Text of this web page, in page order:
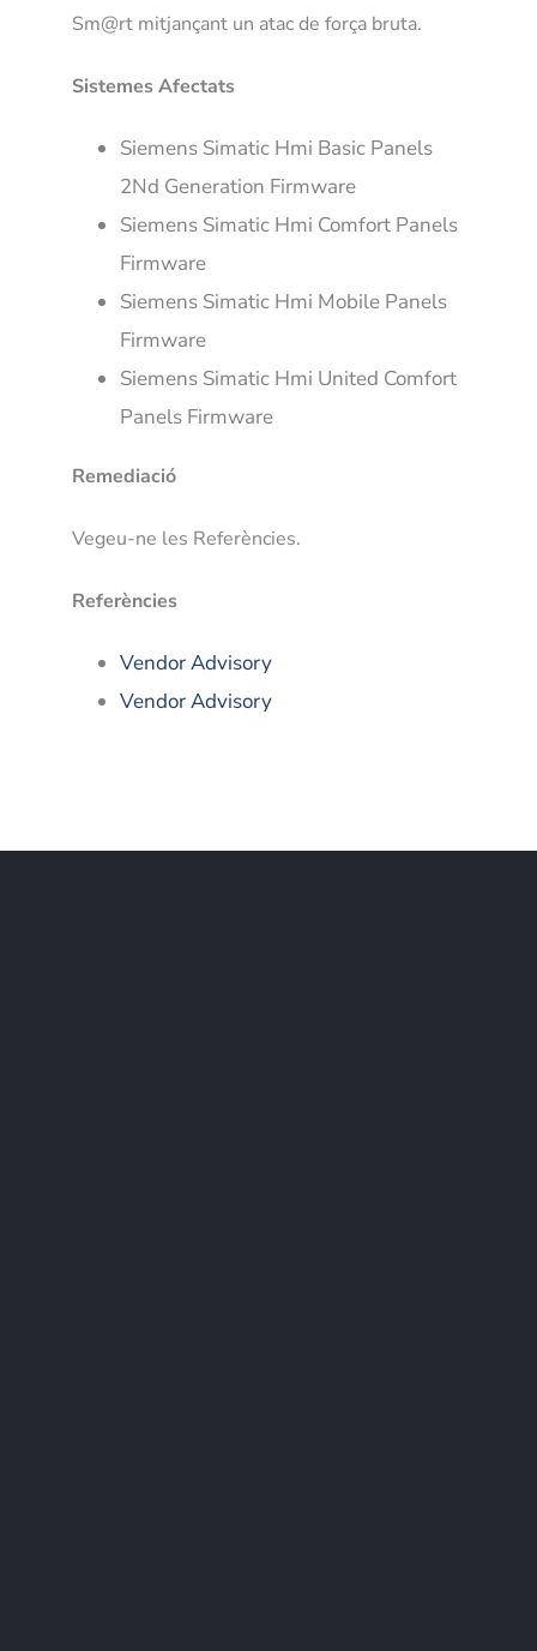
Sm@rt mitjançant un atac de força bruta.
Sistemes Afectats
Siemens Simatic Hmi Basic Panels
2Nd Generation Firmware
Siemens Simatic Hmi Comfort Panels
Firmware
Siemens Simatic Hmi Mobile Panels
Firmware
Siemens Simatic Hmi United Comfort
Panels Firmware
Remediació
Vegeu-ne les Referències.
Referències
Vendor Advisory
Vendor Advisory